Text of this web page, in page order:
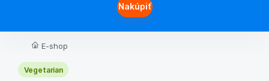
Nakúpiť
E-shop
Vegetarian